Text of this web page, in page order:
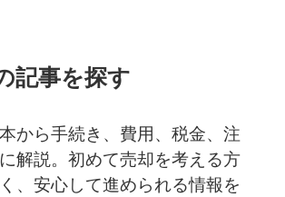
記事を探す
から手続き、費用、税金、注
解説。初めて売却を考える方
、安心して進められる情報を